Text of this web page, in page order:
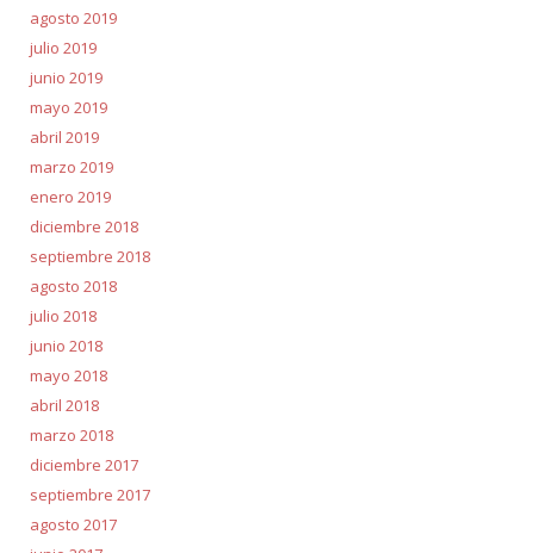
agosto 2019
julio 2019
junio 2019
mayo 2019
abril 2019
marzo 2019
enero 2019
diciembre 2018
septiembre 2018
agosto 2018
julio 2018
junio 2018
mayo 2018
abril 2018
marzo 2018
diciembre 2017
septiembre 2017
agosto 2017